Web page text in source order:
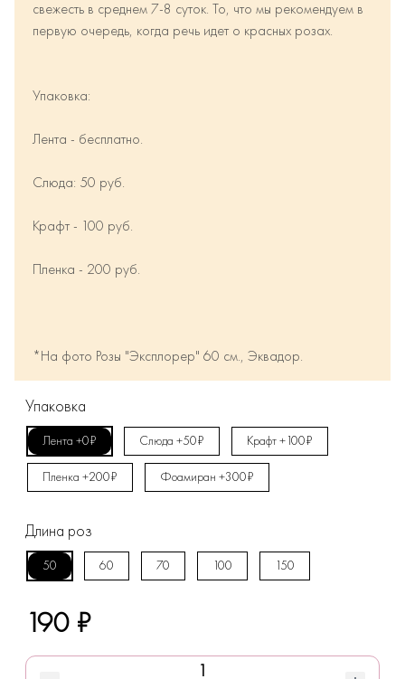
свежесть в среднем 7-8 суток. То, что мы рекомендуем в
первую очередь, когда речь идет о красных розах.
Упаковка:
Лента - бесплатно.
Слюда: 50 руб.
Крафт - 100 руб.
Пленка - 200 руб.
*На фото Розы "Эксплорер" 60 см., Эквадор.
Упаковка
Лента +0₽ Слюда +50₽ Крафт +100₽
Пленка +200₽ Фоамиран +300₽
Длина роз
50 60 70 100 150
190 ₽